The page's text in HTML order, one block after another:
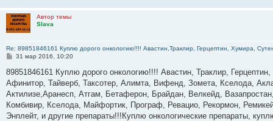
Автор темы
Slava
Re: 89851846161 Куплю дорого онкологию!!!! Авастин,Траклир, Герцептин, Хумира,
С
о
щ
е
и
е
31 мар 2016, 10:20
89851846161 Куплю дорого онкологию!!!! Авастин, Траклир,
Афинитор, Тайверб, Таксотер, Алимта, Вифенд, Зомета, Кселода,
Актилизе,Аранесп, Атгам, Бетаферон, Брайдан, Велкейд,
Комбивир, Кселода, Майфортик, Програф, Ревацио, Рекормон,
Энплейт, и другие препараты!!!Куплю онкологические препараты,